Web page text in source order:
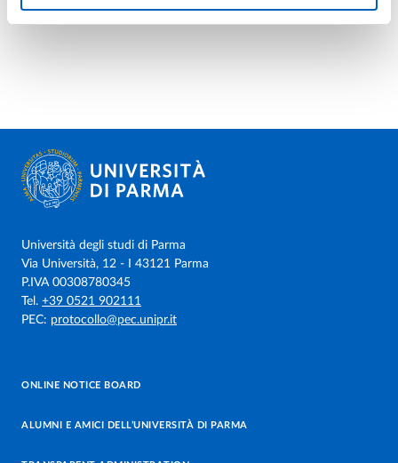
Università degli studi di Parma
Via Università, 12 - I 43121 Parma
P.IVA 00308780345
Tel. +39 0521 902111
PEC: protocollo@pec.unipr.it
ONLINE NOTICE BOARD
ALUMNI E AMICI DELL’UNIVERSITÀ DI PARMA